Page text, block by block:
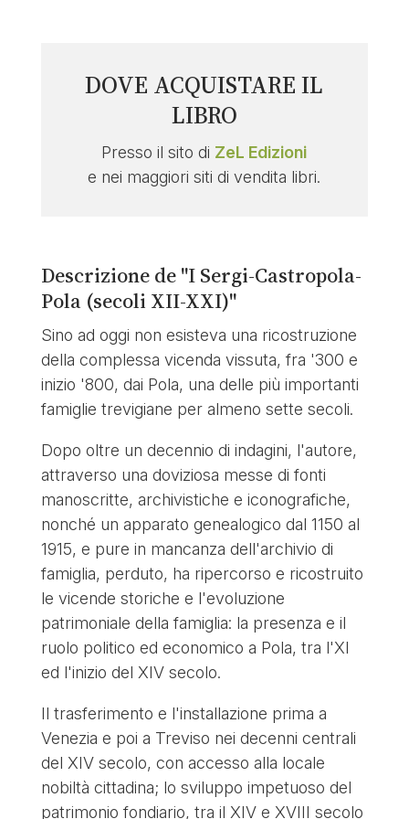
DOVE ACQUISTARE IL
LIBRO
Presso il sito di ZeL Edizioni
e nei maggiori siti di vendita libri.
Descrizione de "I Sergi-Castropola-
Pola (secoli XII-XXI)"
Sino ad oggi non esisteva una ricostruzione
della complessa vicenda vissuta, fra '300 e
inizio '800, dai Pola, una delle più importanti
famiglie trevigiane per almeno sette secoli.
Dopo oltre un decennio di indagini, l'autore,
attraverso una doviziosa messe di fonti
manoscritte, archivistiche e iconografiche,
nonché un apparato genealogico dal 1150 al
1915, e pure in mancanza dell'archivio di
famiglia, perduto, ha ripercorso e ricostruito
le vicende storiche e l'evoluzione
patrimoniale della famiglia: la presenza e il
ruolo politico ed economico a Pola, tra l'XI
ed l'inizio del XIV secolo.
Il trasferimento e l'installazione prima a
Venezia e poi a Treviso nei decenni centrali
del XIV secolo, con accesso alla locale
nobiltà cittadina; lo sviluppo impetuoso del
patrimonio fondiario, tra il XIV e XVIII secolo